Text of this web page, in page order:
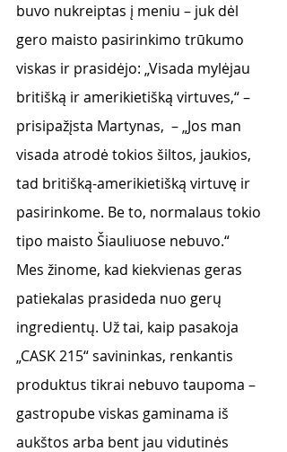
buvo nukreiptas į meniu – juk dėl
gero maisto pasirinkimo trūkumo
viskas ir prasidėjo: „Visada mylėjau
britišką ir amerikietišką virtuves,“ –
prisipažįsta Martynas,  – „Jos man
visada atrodė tokios šiltos, jaukios,
tad britišką-amerikietišką virtuvę ir
pasirinkome. Be to, normalaus tokio
tipo maisto Šiauliuose nebuvo.“
Mes žinome, kad kiekvienas geras
patiekalas prasideda nuo gerų
ingredientų. Už tai, kaip pasakoja
„CASK 215“ savininkas, renkantis
produktus tikrai nebuvo taupoma –
gastropube viskas gaminama iš
aukštos arba bent jau vidutinės